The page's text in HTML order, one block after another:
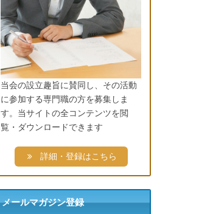
当会の設立趣旨に賛同し、その活動
に参加する専門職の方を募集しま
す。当サイトの全コンテンツを閲
覧・ダウンロードできます
詳細・登録はこちら
メールマガジン登録